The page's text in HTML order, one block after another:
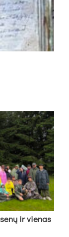
ir vie­nas